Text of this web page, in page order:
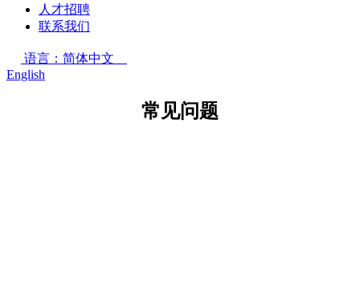
人才招聘
联系我们
语言：简体中文
English
常见问题